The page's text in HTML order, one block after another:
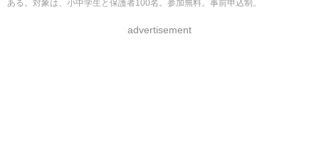
ある。対象は、小中学生と保護者100名。参加無料。事前申込制。
advertisement